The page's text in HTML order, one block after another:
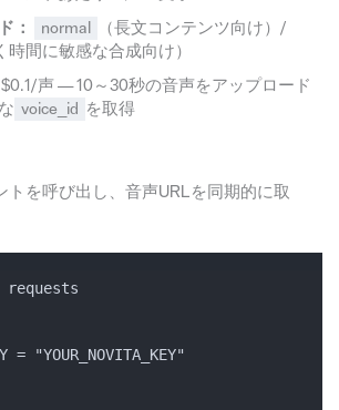
： normal
（長文コンテンツ向け）/
時間に敏感な合成向け）
$0.1/声 — 10～30秒の音声をアップロード
voice_id を取得
トを呼び出し、音声URLを同期的に取
requests
= "YOUR_NOVITA_KEY"